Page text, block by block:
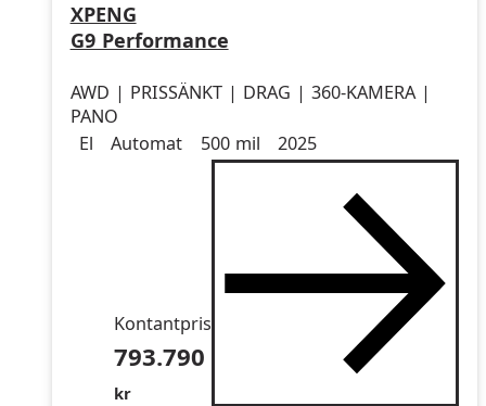
XPENG
G9 Performance
AWD | PRISSÄNKT | DRAG | 360-KAMERA |
PANO
Drivmedel
El
Drivmedel
Automat
Miltal 500 mil
årsmodell 2025
Kontantpris
793.790
kr